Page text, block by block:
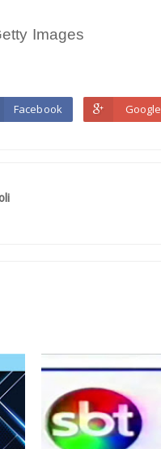
Images
Facebook Google